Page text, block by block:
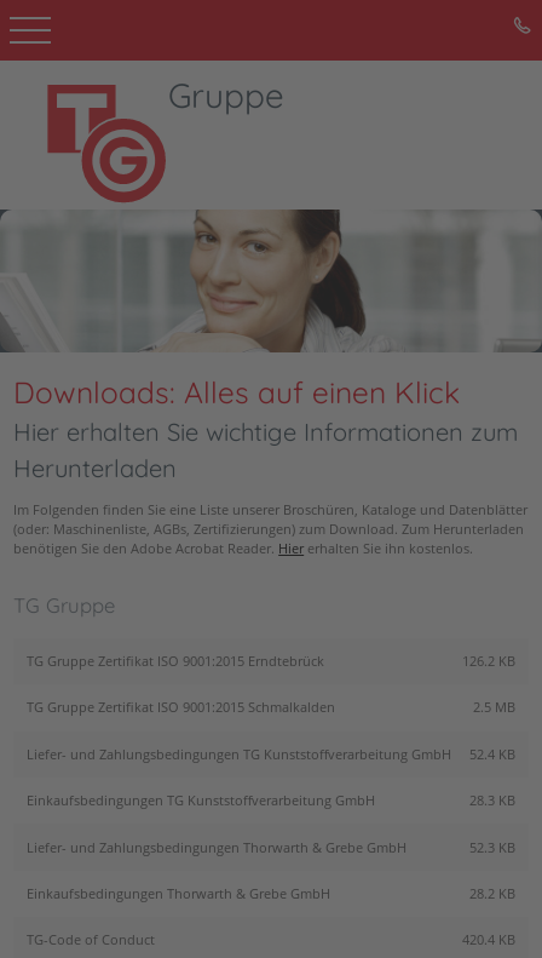
Startseite
Unternehmen
Kontakt
Gruppe
Downloads: Alles auf einen Klick
Hier erhalten Sie wichtige Informationen zum
Herunterladen
Im Folgenden finden Sie eine Liste unserer Broschüren, Kataloge und Datenblätter
(oder: Maschinenliste, AGBs, Zertifizierungen) zum Download. Zum Herunterladen
benötigen Sie den Adobe Acrobat Reader. Hier erhalten Sie ihn kostenlos.
TG Gruppe
TG Gruppe Zertifikat ISO 9001:2015 Erndtebrück 126.2 KB
TG Gruppe Zertifikat ISO 9001:2015 Schmalkalden 2.5 MB
Liefer- und Zahlungsbedingungen TG Kunststoffverarbeitung GmbH 52.4 KB
Einkaufsbedingungen TG Kunststoffverarbeitung GmbH 28.3 KB
Liefer- und Zahlungsbedingungen Thorwarth & Grebe GmbH 52.3 KB
Einkaufsbedingungen Thorwarth & Grebe GmbH 28.2 KB
TG-Code of Conduct 420.4 KB